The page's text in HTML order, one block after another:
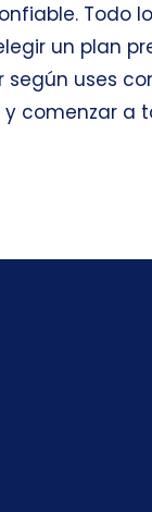
Todo
un plan
uses
comenzar a